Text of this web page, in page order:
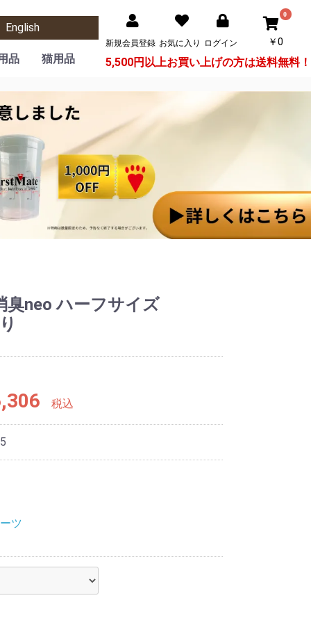
English
品
フード
サークル・ケージ
カート DECAプログレ
コロン
パーツ類
木レザーシリーズ
トイレグッズ トイレ
シーツ
おもちゃ デンタル
ぬいぐるみ
知育・スポーツ
その他
食器・給水機
ケア用品 消臭グッズ
ボタニカルグッズ
その他
猫用品
フード
サークル・ケージ
キャットツリー
ハウス・ベッド
カート DECAプログレ
コロン
パーツ類
トイレグッズ トイレ
猫砂
シーツ
おもちゃ・つめとぎ
食器・給水機
ケア用品 ボタニカルグッズ
消臭グッズ
その他
新規会員登録 お気に入り ログイン
0
￥0
5,500円以上お買い上げの方は送料無料！
臭neo ハーフサイズ
税込
ツ